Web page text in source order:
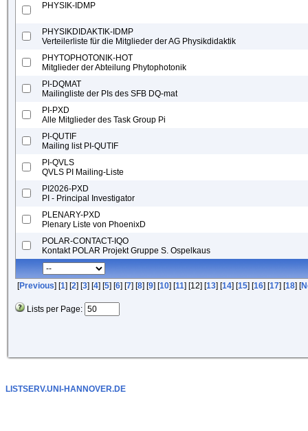
PHYSIK-IDMP
PHYSIKDIDAKTIK-IDMP
Verteilerliste für die Mitglieder der AG Physikdidaktik
PHYTOPHOTONIK-HOT
Mitglieder der Abteilung Phytophotonik
PI-DQMAT
Mailingliste der PIs des SFB DQ-mat
PI-PXD
Alle Mitglieder des Task Group Pi
PI-QUTIF
Mailing list PI-QUTIF
PI-QVLS
QVLS PI Mailing-Liste
PI2026-PXD
PI - Principal Investigator
PLENARY-PXD
Plenary Liste von PhoenixD
POLAR-CONTACT-IQO
Kontakt POLAR Projekt Gruppe S. Ospelkaus
[Previous] [1] [2] [3] [4] [5] [6] [7] [8] [9] [10] [11] [12] [13] [14] [15] [16] [17] [18] [
Lists per Page:
LISTSERV.UNI-HANNOVER.DE